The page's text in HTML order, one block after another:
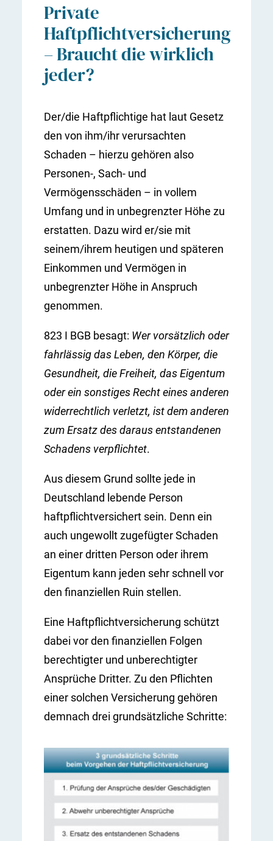
Private
Haftpflichtversicherung
– Braucht die wirklich
jeder?
Der/die Haftpflichtige hat laut Gesetz
den von ihm/ihr verursachten
Schaden – hierzu gehören also
Personen-, Sach- und
Vermögensschäden – in vollem
Umfang und in unbegrenzter Höhe zu
erstatten. Dazu wird er/sie mit
seinem/ihrem heutigen und späteren
Einkommen und Vermögen in
unbegrenzter Höhe in Anspruch
genommen.
823 I BGB besagt: Wer vorsätzlich oder
fahrlässig das Leben, den Körper, die
Gesundheit, die Freiheit, das Eigentum
oder ein sonstiges Recht eines anderen
widerrechtlich verletzt, ist dem anderen
zum Ersatz des daraus entstandenen
Schadens verpflichtet.
Aus diesem Grund sollte jede in
Deutschland lebende Person
haftpflichtversichert sein. Denn ein
auch ungewollt zugefügter Schaden
an einer dritten Person oder ihrem
Eigentum kann jeden sehr schnell vor
den finanziellen Ruin stellen.
Eine Haftpflichtversicherung schützt
dabei vor den finanziellen Folgen
berechtigter und unberechtigter
Ansprüche Dritter. Zu den Pflichten
einer solchen Versicherung gehören
demnach drei grundsätzliche Schritte: